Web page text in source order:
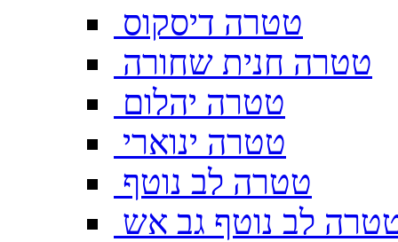
טטרה דיסקוס
טטרה חנית שחורה
טטרה יהלום
טטרה ינוארי
טטרה לב נוטף
לב נוטף גב אש